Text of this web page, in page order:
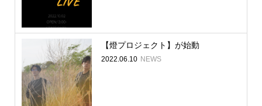
【燈プロジェクト】が始動
2022.06.10 NEWS